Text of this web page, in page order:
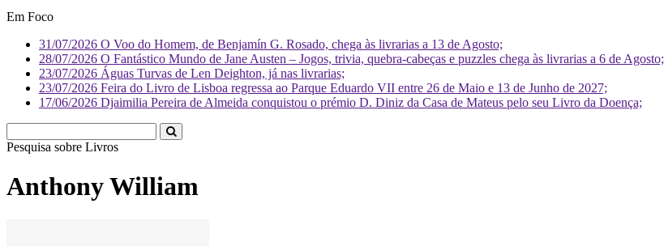
Em Foco
31/07/2026 O Voo do Homem, de Benjamín G. Rosado, chega às livrarias a 13 de Agosto;
28/07/2026 O Fantástico Mundo de Jane Austen – Jogos, trivia, quebra-cabeças e puzzles chega às livrarias a 6 de Agosto;
23/07/2026 Águas Turvas de Len Deighton, já nas livrarias;
23/07/2026 Feira do Livro de Lisboa regressa ao Parque Eduardo VII entre 26 de Maio e 13 de Junho de 2027;
17/06/2026 Djaimilia Pereira de Almeida conquistou o prémio D. Diniz da Casa de Mateus pelo seu Livro da Doença;
Pesquisa sobre Li
Anthony William